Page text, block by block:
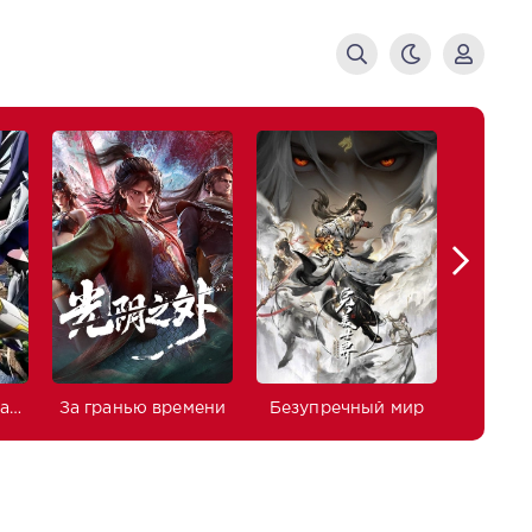
Изгнанный реинкарнированный тяжёлый рыцарь не имеет себе равных в знаниях игры За гранью времени Безупречный мир